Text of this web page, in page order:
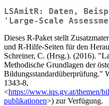
LSAmitR: Daten,
'Large-Scale
Dieses R-Paket stellt
und R-Hilfe-Seiten für den
Schreiner, C. (Hrsg.). (2016).
Methodische Grundlagen der
Bildungsstandardüberprüfung."
1343-8,
<https://www.iqs.gv.at/themen/
publikationen>) zur Verfügung.